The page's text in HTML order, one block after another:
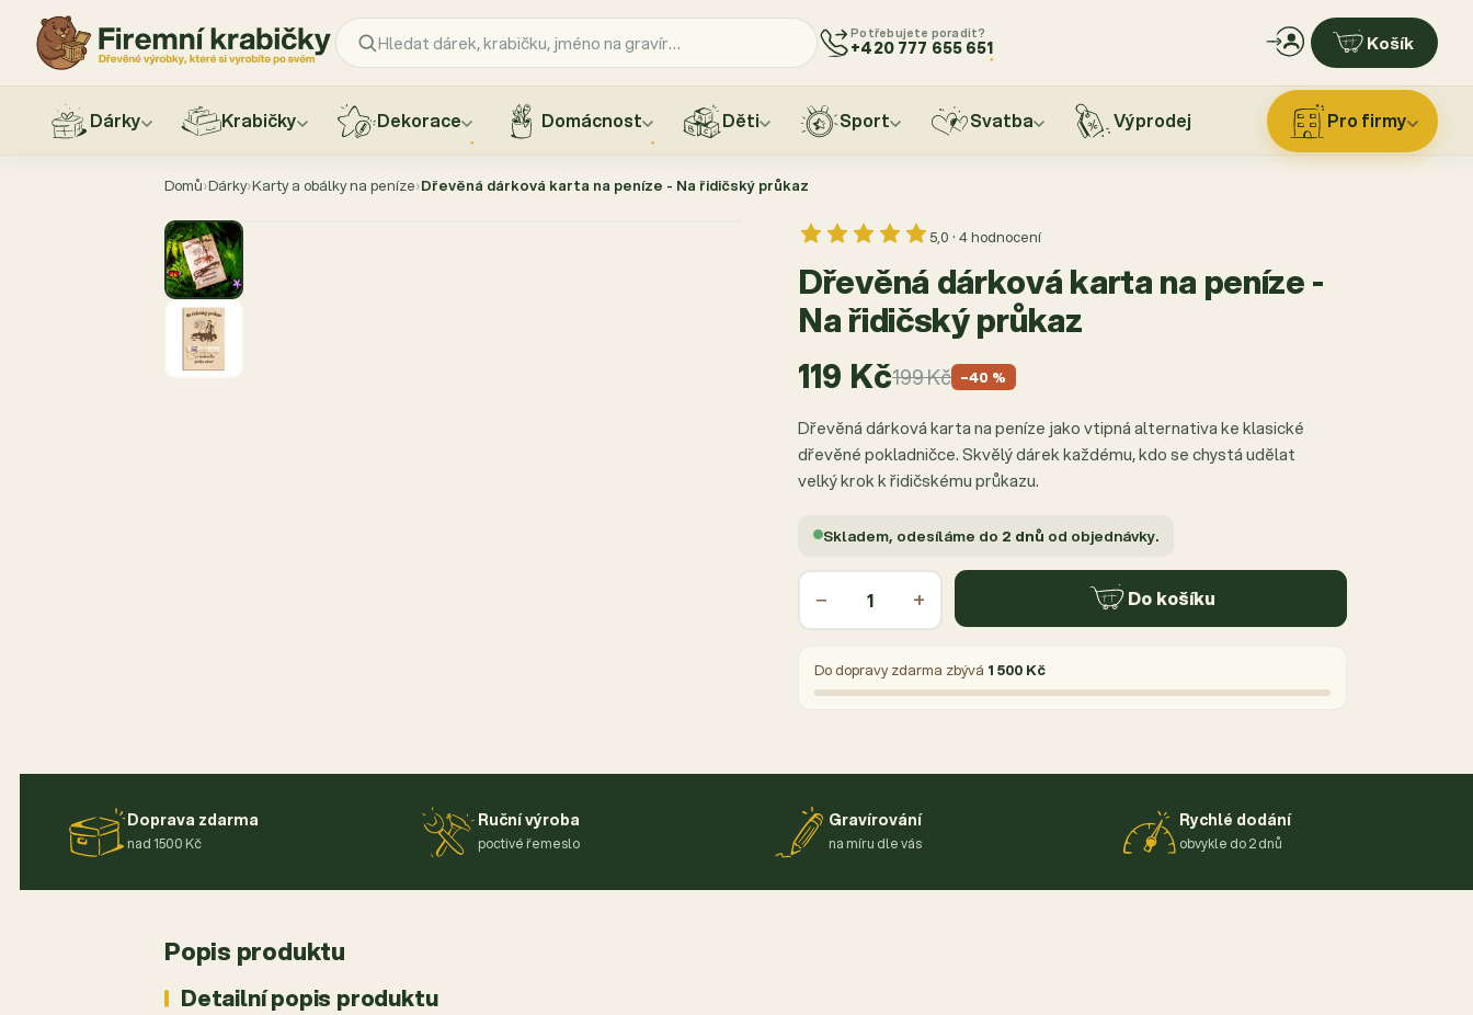
Potřebujete poradit?
+420 777 655 651 Košík
Dárky Krabičky Dekorace Domácnost Děti Sport Svatba Výprodej Pro firmy
Domů›Dárky›Karty a obálky na peníze›Dřevěná dárková karta na peníze - Na řidičský průkaz
5,0 · 4 hodnocení
Dřevěná dárková karta na peníze -
Na řidičský průkaz
119 Kč199 Kč −40 %
Dřevěná dárková karta na peníze jako vtipná alternativa ke klasické
dřevěné pokladničce. Skvělý dárek každému, kdo se chystá udělat
velký krok k řidičskému průkazu.
Skladem, odesíláme do 2 dnů od objednávky.
− + Do košíku
Do dopravy zdarma zbývá 1 500 Kč
Doprava zdarma
nad 1500 Kč
Ruční výroba
poctivé řemeslo
Gravírování
na míru dle vás
Rychlé dodání
obvykle do 2 dnů
Popis produktu
Detailní popis produktu